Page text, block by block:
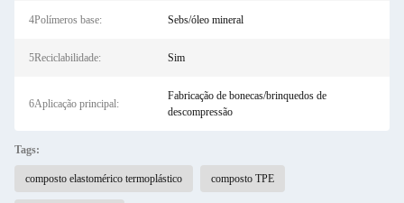
4Polímeros base: Sebs/óleo mineral
5Reciclabilidade: Sim
6Aplicação principal:
Fabricação de bonecas/brinquedos de
descompressão
Tags:
composto elastomérico termoplástico composto TPE